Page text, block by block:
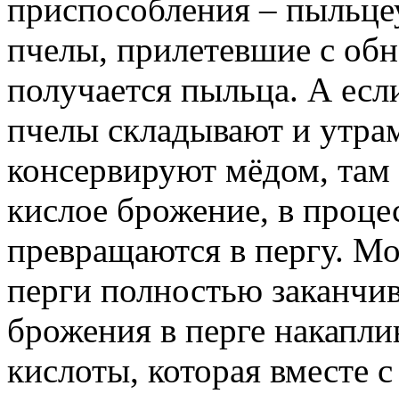
приспособления –
пчелы, прилетевшие с
получается пыльца. А
пчелы складывают и
консервируют мёдом,
кислое брожение, в
превращаются в пергу.
перги полностью
брожения в перге
кислоты, которая